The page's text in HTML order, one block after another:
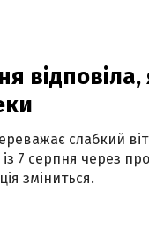
відповіла,
слабкий
7 серпня через
зміниться.